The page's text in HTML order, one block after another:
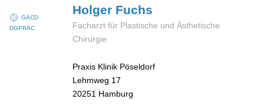
GÄCD
DGPRÄC
Holger Fuchs
Facharzt für Plastische und Ästhetische
Chirurgie
Praxis Klinik Pöseldorf
Lehmweg 17
20251 Hamburg